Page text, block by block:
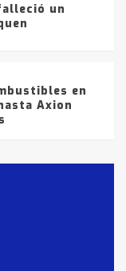
un
en
Axion